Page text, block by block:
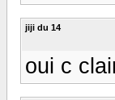
jiji du 14
oui c